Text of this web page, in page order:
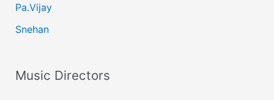
Pa.Vijay
Snehan
Music Directors